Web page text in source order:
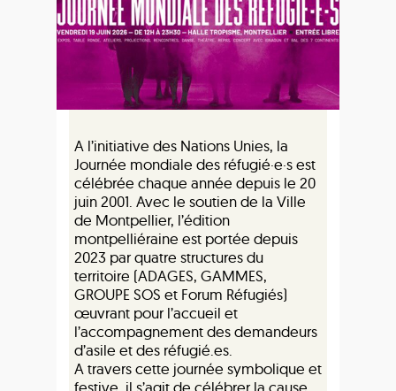
A l’initiative des Nations Unies, la
Journée mondiale des réfugié·e·s est
célébrée chaque année depuis le 20
juin 2001. Avec le soutien de la Ville
de Montpellier, l’édition
montpelliéraine est portée depuis
2023 par quatre structures du
territoire (ADAGES, GAMMES,
GROUPE SOS et Forum Réfugiés)
œuvrant pour l’accueil et
l’accompagnement des demandeurs
d’asile et des réfugié.es.
A travers cette journée symbolique et
festive, il s’agit de célébrer la cause